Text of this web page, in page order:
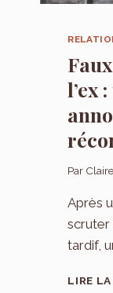
l’ex
Par
Après
scruter
tardif,
LIRE